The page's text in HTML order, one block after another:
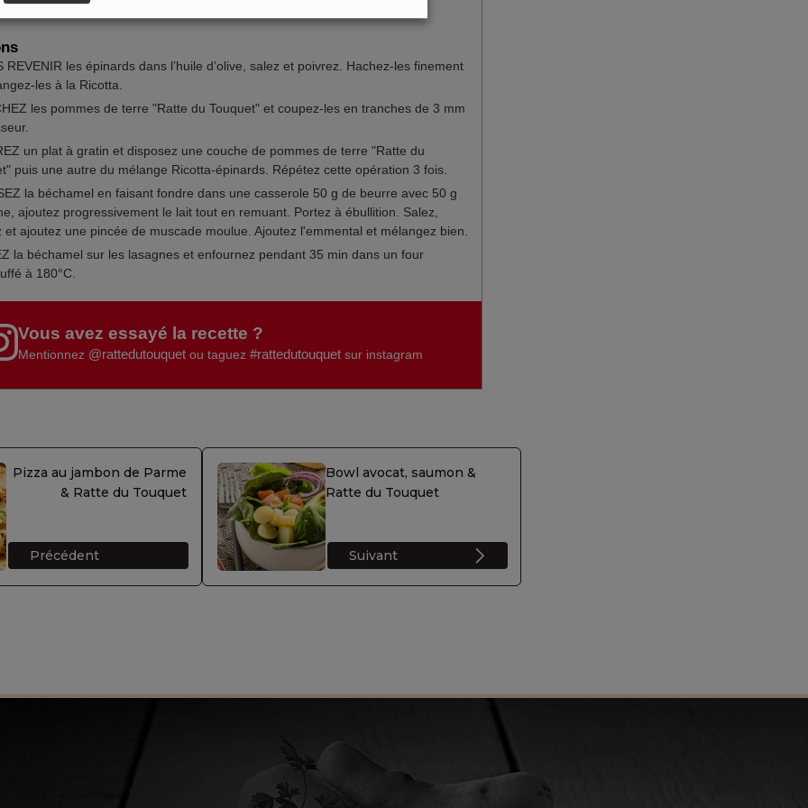
REVENIR les épinards dans l’huile d’olive, salez et poivrez. Hachez-les finement
les à la Ricotta.
les pommes de terre "Ratte du Touquet" et coupez-les en tranches de 3 mm
un plat à gratin et disposez une couche de pommes de terre "Ratte du
puis une autre du mélange Ricotta-épinards. Répétez cette opération 3 fois.
la béchamel en faisant fondre dans une casserole 50 g de beurre avec 50 g
ajoutez progressivement le lait tout en remuant. Portez à ébullition. Salez,
et ajoutez une pincée de muscade moulue. Ajoutez l'emmental et mélangez bien.
la béchamel sur les lasagnes et enfournez pendant 35 min dans un four
à 180°C.
Vous avez essayé la recette ?
Mentionnez @rattedutouquet ou taguez#rattedutouquet sur instagram
Pizza au jambon de Parme
& Ratte du Touquet
Précédent
Bowl avocat, saumon &
Ratte du Touquet
Suivant